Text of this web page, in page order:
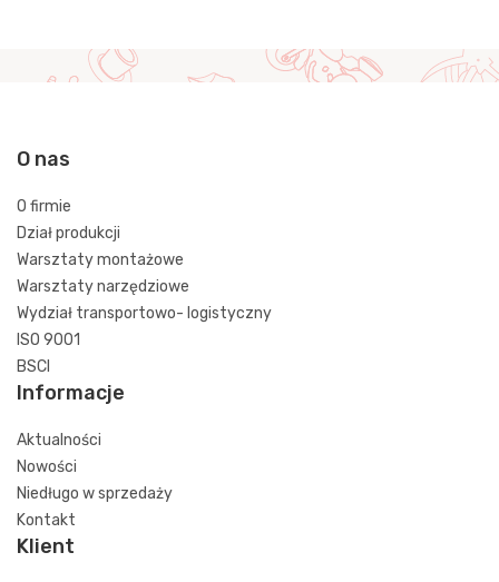
O nas
O firmie
Dział produkcji
Warsztaty montażowe
Warsztaty narzędziowe
Wydział transportowo- logistyczny
ISO 9001
BSCI
Informacje
Aktualności
Nowości
Niedługo w sprzedaży
Kontakt
Klient